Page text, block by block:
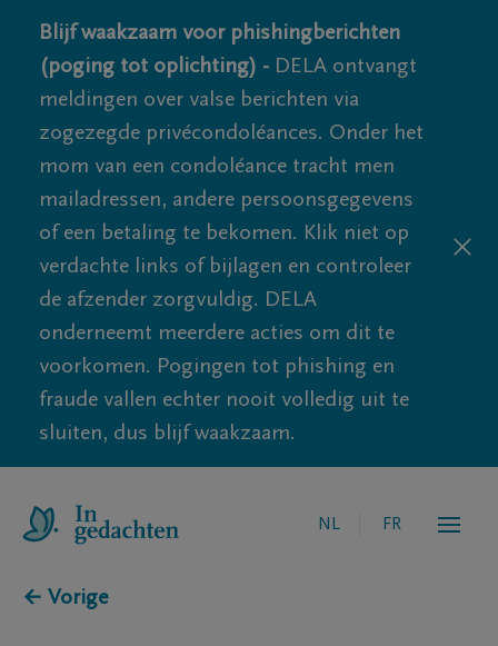
Blijf waakzaam voor phishingberichten
(poging tot oplichting) - DELA ontvangt
meldingen over valse berichten via
zogezegde privécondoléances. Onder het
mom van een condoléance tracht men
mailadressen, andere persoonsgegevens
of een betaling te bekomen. Klik niet op
verdachte links of bijlagen en controleer
de afzender zorgvuldig. DELA
onderneemt meerdere acties om dit te
voorkomen. Pogingen tot phishing en
fraude vallen echter nooit volledig uit te
sluiten, dus blijf waakzaam.
NL FR
← Vorige